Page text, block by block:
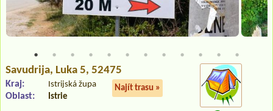
Savudrija, Luka 5, 52475
Najít trasu »
Kraj: Istrijská župa
Oblast: Istrie